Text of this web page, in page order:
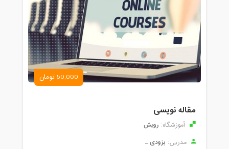
50,000 تومان
مقاله نویسی
آموزشگاه: رویش
مدرس: بزودی ...